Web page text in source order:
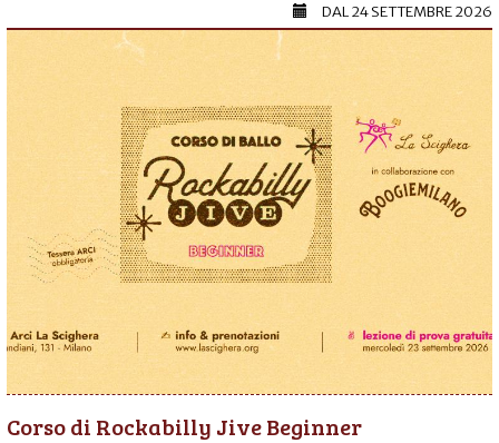
DAL24 SETTEMBRE 2026
Corso di Rockabilly Jive Beginner